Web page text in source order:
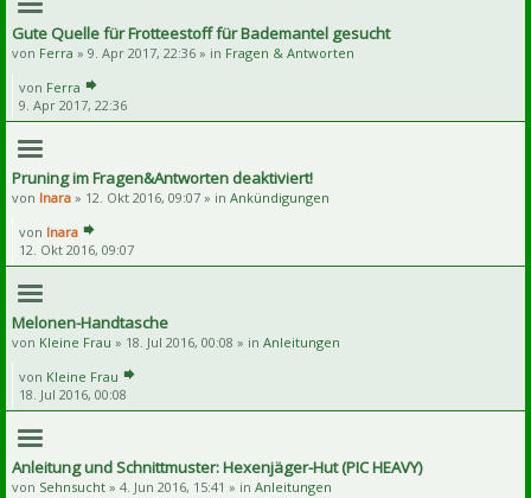
Gute Quelle für Frotteestoff für Bademantel gesucht
von Ferra » 9. Apr 2017, 22:36 » in Fragen & Antworten
von Ferra
9. Apr 2017, 22:36
Pruning im Fragen&Antworten deaktiviert!
von Inara » 12. Okt 2016, 09:07 » in Ankündigungen
von Inara
12. Okt 2016, 09:07
Melonen-Handtasche
von Kleine Frau » 18. Jul 2016, 00:08 » in Anleitungen
von Kleine Frau
18. Jul 2016, 00:08
Anleitung und Schnittmuster: Hexenjäger-Hut (PIC HEAVY)
von Sehnsucht » 4. Jun 2016, 15:41 » in Anleitungen